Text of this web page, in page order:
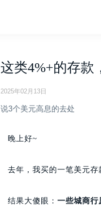
这类4%+的存款
2025年02月13日
说3个美元高息的去处
晚上好~
去年，我买的一笔美元存
结果大傻眼： 一些城商行